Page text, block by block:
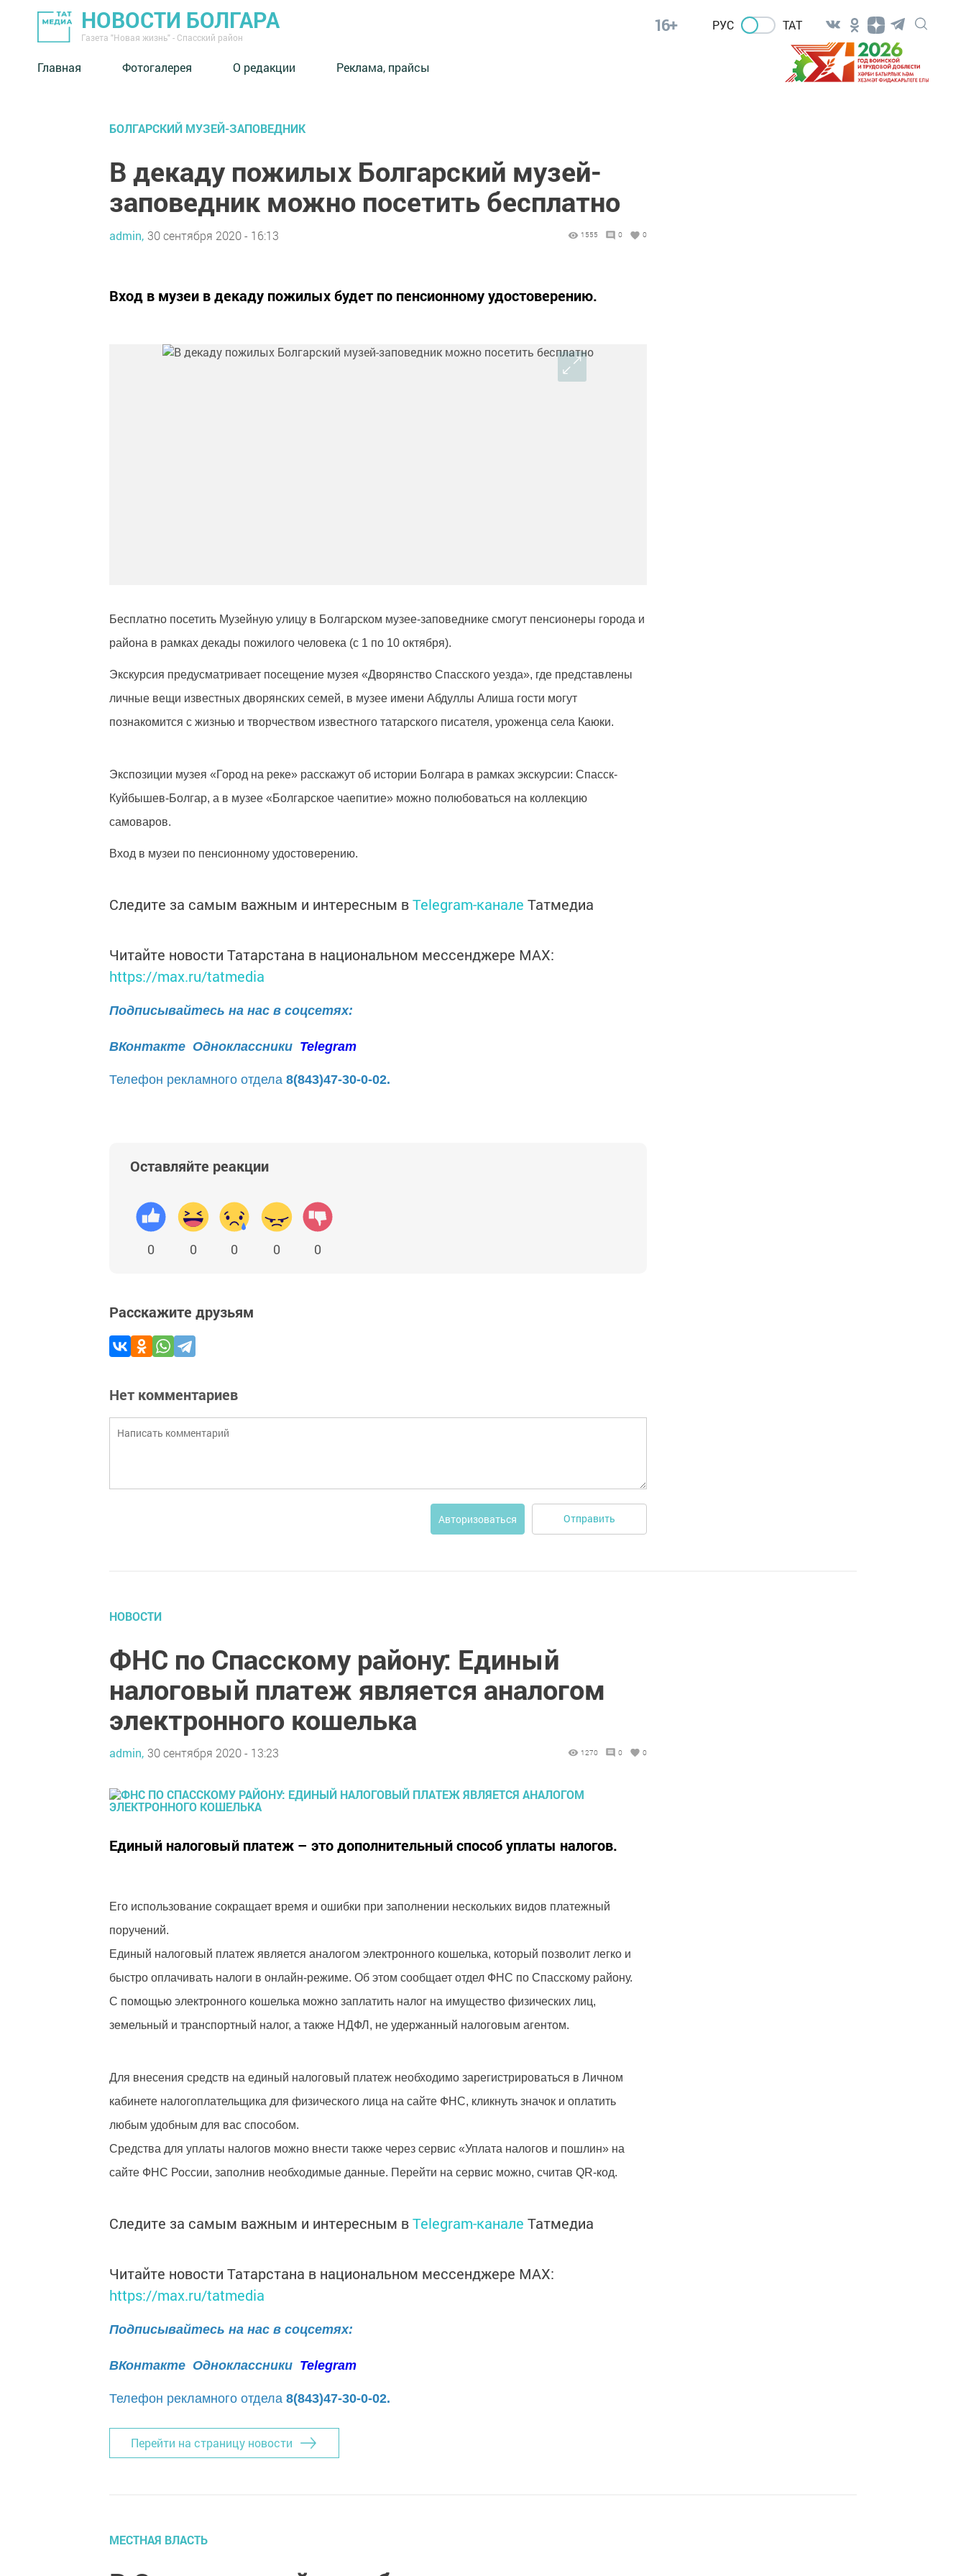
НОВОСТИ БОЛГАРА
Газета "Новая жизнь" - Спасский район
16+ РУС ТАТ
Главная Фотогалерея О редакции Реклама, прайсы
БОЛГАРСКИЙ МУЗЕЙ-ЗАПОВЕДНИК
В декаду пожилых Болгарский музей-
заповедник можно посетить бесплатно
admin, 30 сентября 2020 - 16:13 1555 0 0
Вход в музеи в декаду пожилых будет по пенсионному удостоверению.
Бесплатно посетить Музейную улицу в Болгарском музее-заповеднике смогут пенсионеры города и
района в рамках декады пожилого человека (с 1 по 10 октября).
Экскурсия предусматривает посещение музея «Дворянство Спасского уезда», где представлены
личные вещи известных дворянских семей, в музее имени Абдуллы Алиша гости могут
познакомится с жизнью и творчеством известного татарского писателя, уроженца села Каюки.
Экспозиции музея «Город на реке» расскажут об истории Болгара в рамках экскурсии: Спасск-
Куйбышев-Болгар, а в музее «Болгарское чаепитие» можно полюбоваться на коллекцию
самоваров.
Вход в музеи по пенсионному удостоверению.
Следите за самым важным и интересным вTelegram-канале Татмедиа
Читайте новости Татарстана в национальном мессенджере MАХ:
https://max.ru/tatmedia
Подписывайтесь на нас в соцсетях:
ВКонтакте Одноклассники Telegram
Телефон рекламного отдела 8(843)47-30-0-02.
Оставляйте реакции
0 0 0 0 0
Расскажите друзьям
Нет комментариев
Авторизоваться Отправить
НОВОСТИ
ФНС по Спасскому району: Единый
налоговый платеж является аналогом
электронного кошелька
admin, 30 сентября 2020 - 13:23 1270 0 0
Единый налоговый платеж – это дополнительный способ уплаты налогов.
Его использование сокращает время и ошибки при заполнении нескольких видов платежный
поручений.
Единый налоговый платеж является аналогом электронного кошелька, который позволит легко и
быстро оплачивать налоги в онлайн-режиме. Об этом сообщает отдел ФНС по Спасскому району.
С помощью электронного кошелька можно заплатить налог на имущество физических лиц,
земельный и транспортный налог, а также НДФЛ, не удержанный налоговым агентом.
Для внесения средств на единый налоговый платеж необходимо зарегистрироваться в Личном
кабинете налогоплательщика для физического лица на сайте ФНС, кликнуть значок и оплатить
любым удобным для вас способом.
Средства для уплаты налогов можно внести также через сервис «Уплата налогов и пошлин» на
сайте ФНС России, заполнив необходимые данные. Перейти на сервис можно, считав QR-код.
Следите за самым важным и интересным вTelegram-канале Татмедиа
Читайте новости Татарстана в национальном мессенджере MАХ:
https://max.ru/tatmedia
Подписывайтесь на нас в соцсетях:
ВКонтакте Одноклассники Telegram
Телефон рекламного отдела 8(843)47-30-0-02.
Перейти на страницу новости
МЕСТНАЯ ВЛАСТЬ